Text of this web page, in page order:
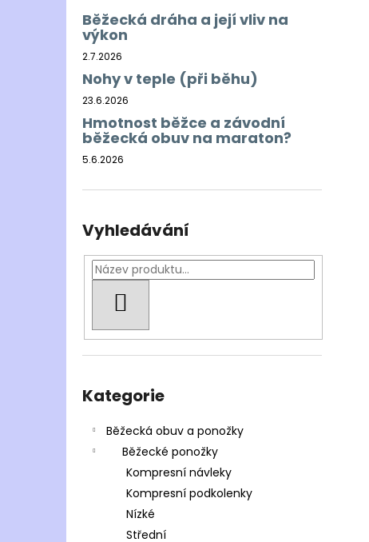
Běžecká dráha a její vliv na
výkon
2.7.2026
Nohy v teple (při běhu)
23.6.2026
Hmotnost běžce a závodní
běžecká obuv na maraton?
5.6.2026
Vyhledávání
kategorie
Kategorie
Běžecká obuv a ponožky
Běžecké ponožky
Kompresní návleky
Kompresní podkolenky
Nízké
Střední